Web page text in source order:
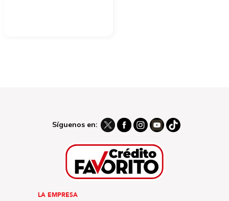
Síguenos en:
LA EMPRESA